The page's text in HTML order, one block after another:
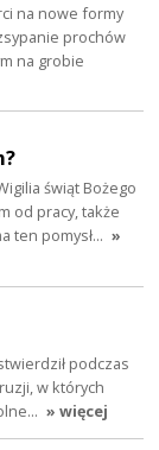
na nowe formy
prochów
na grobie
świąt Bożego
od pracy, także
ten pomysł… »
podczas
w których
» więcej